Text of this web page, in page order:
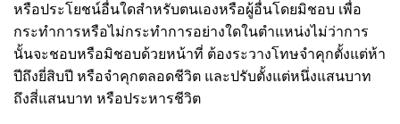
หรือประโยชน์อื่นใดสำหรับตนเองหรือผู้อื่นโดยมิชอบ เพื่อ
กระทำการหรือไม่กระทำการอย่างใดในตำแหน่งไม่ว่าการ
นั้นจะชอบหรือมิชอบด้วยหน้าที่ ต้องระวางโทษจำคุกตั้งแต่ห้า
ปีถึงยี่สิบปี หรือจำคุกตลอดชีวิต และปรับตั้งแต่หนึ่งแสนบาท
ถึงสี่แสนบาท หรือประหารชีวิต